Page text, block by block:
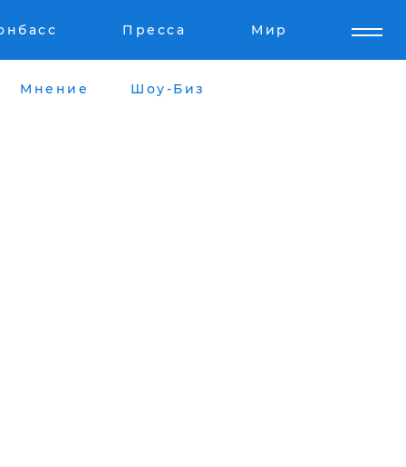
Пресса Мир
Мнение Шоу-Биз